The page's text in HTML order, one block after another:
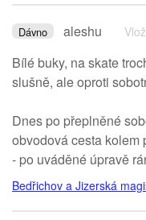
Dávno aleshu
Bílé buky, na skate
slušně, ale oproti
Dnes po přeplněné
obvodová cesta kolem
- po uváděné úpravě
Bedřichov a Jizerská